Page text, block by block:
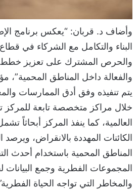
وأضاف د. قربان: “يعكس برنامج
البناء والتكامل مع الشركاء في قطاع
والحرص المشترك على تعزيز خطط
والفعالة داخل المناطق المحمية”،
يتم تنفيذه وفق أدق الممارسات
خلال مراكز متخصصة تابعة للمركز
العالمية، كما ينفذ المركز أبحاثاً
الكائنات المهددة بالانقراض، ويرصد
المناطق المحمية باستخدام أحدث
المجموعات الفطرية وجمع البيانات
والمخاطر التي تواجه الحياة